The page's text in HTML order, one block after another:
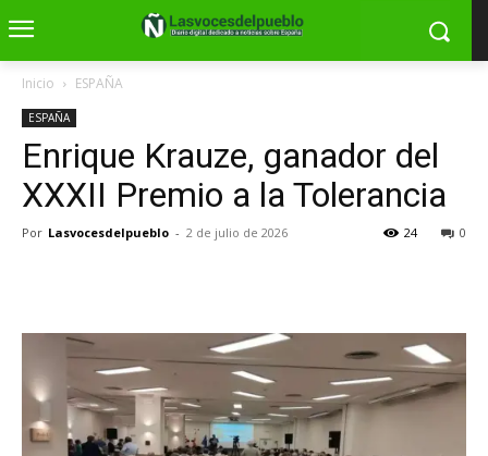
Inicio ESPAÑA
ESPAÑA
Enrique Krauze, ganador del
XXXII Premio a la Tolerancia
Por Lasvocesdelpueblo - 2 de julio de 2026 0
24